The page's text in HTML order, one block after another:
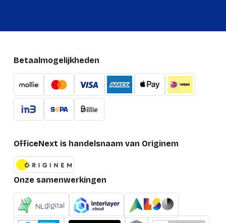
Diepte verpakking
180 mm
Hoogte verpakking
370 mm
Breedte verpakking
Betaalmogelijkheden
OfficeNext is handelsnaam van Originem
Onze samenwerkingen